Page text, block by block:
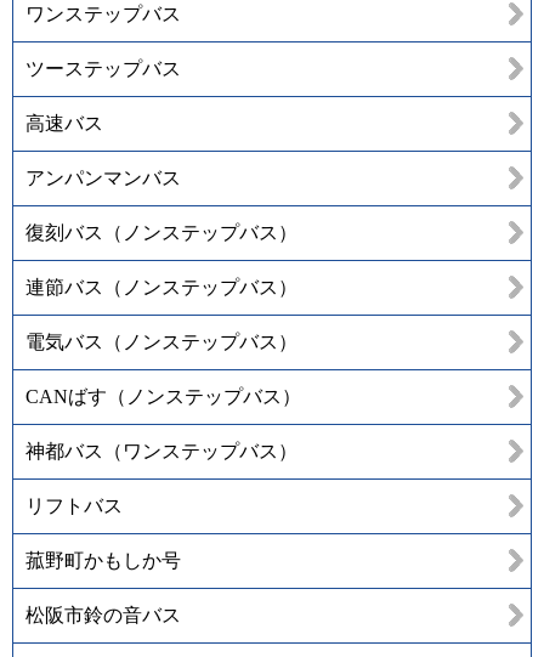
ワンステップバス
ツーステップバス
高速バス
アンパンマンバス
復刻バス（ノンステップバス）
連節バス（ノンステップバス）
電気バス（ノンステップバス）
CANばす（ノンステップバス）
神都バス（ワンステップバス）
リフトバス
菰野町かもしか号
松阪市鈴の音バス